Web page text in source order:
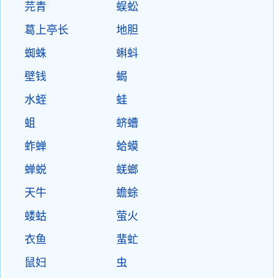
芫青
蜈蚣
葛上亭长
地胆
蜘蛛
蝌蚪
壁钱
蝎
水蛭
蛙
蛆
蛴螬
蚱蝉
蛤蟆
蝉蜕
蜣螂
天牛
蟾蜍
蝼蛄
萤火
衣鱼
蜚虻
鼠妇
虫